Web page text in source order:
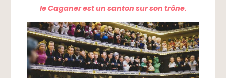
le Caganer est un santon sur son trône.